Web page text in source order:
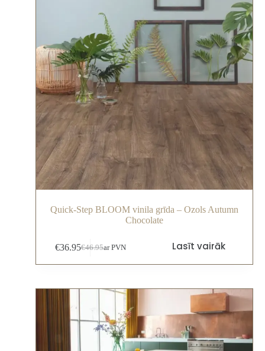
Quick-Step BLOOM vinila grīda – Ozols Autumn
Chocolate
€46.95
€36.95 ar PVN Lasīt vairāk